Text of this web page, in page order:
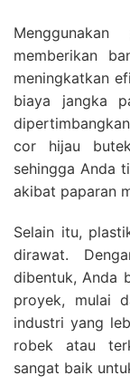
memberikan
meningkatkan
biaya jangka
cor hijau
sehingga Anda
akibat paparan
Selain itu,
dirawat.
dibentuk, Anda
proyek, mulai
industri yang
robek atau
sangat baik